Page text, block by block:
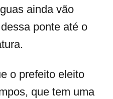
ainda vão
ponte até o
o prefeito eleito
que tem uma